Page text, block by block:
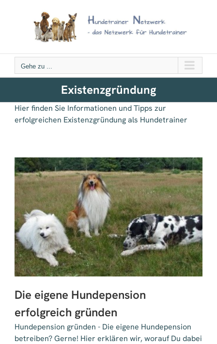
Gehe zu ...
Existenzgründung
Hier finden Sie Informationen und Tipps zur
erfolgreichen Existenzgründung als Hundetrainer
Die eigene Hundepension
erfolgreich gründen
Hundepension gründen - Die eigene Hundepension
betreiben? Gerne! Hier erklären wir, worauf Du dabei